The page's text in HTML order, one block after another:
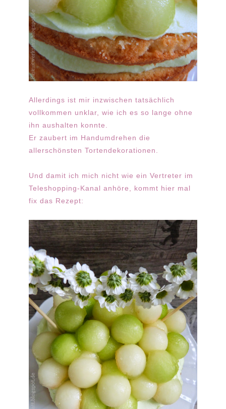
Allerdings ist mir inzwischen tatsächlich
vollkommen unklar, wie ich es so lange ohne
ihn aushalten konnte.
Er zaubert im Handumdrehen die
allerschönsten Tortendekorationen.
Und damit ich mich nicht wie ein Vertreter im
Teleshopping-Kanal anhöre, kommt hier mal
fix das Rezept: